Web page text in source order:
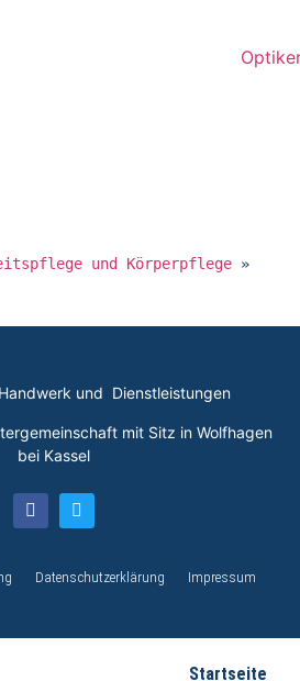
und Körperpflege »
und Dienstleistungen
mit Sitz in Wolfhagen
bei Kassel
Datenschutzerklärung Impressum
Startseite